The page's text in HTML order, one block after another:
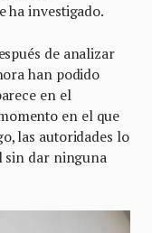
ha investigado.
de analizar
han podido
en el
en el que
las autoridades lo
sin dar ninguna